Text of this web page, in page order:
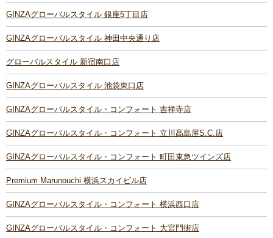
GINZAグローバルスタイル 銀座5丁目店
GINZAグローバルスタイル 神田中央通り店
グローバルスタイル 新宿南口店
GINZAグローバルスタイル 池袋東口店
GINZAグローバルスタイル・コンフォート 吉祥寺店
GINZAグローバルスタイル・コンフォート 立川髙島屋S.C.店
GINZAグローバルスタイル・コンフォート 町田東急ツインズ店
Premium Marunouchi 横浜スカイビル店
GINZAグローバルスタイル・コンフォート 横浜西口店
GINZAグローバルスタイル・コンフォート 大宮門街店